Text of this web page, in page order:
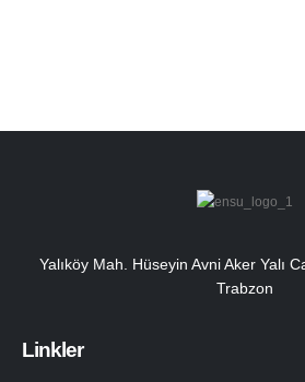
Yalıköy Mah. Hüseyin Avni Aker Yalı
Trabzon
Linkler